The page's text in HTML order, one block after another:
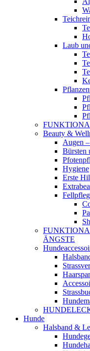
Laub
Beauty &
Augen
Bürsten
Hygiene
Erste
ÄNGSTE
Hunde
Halsband &